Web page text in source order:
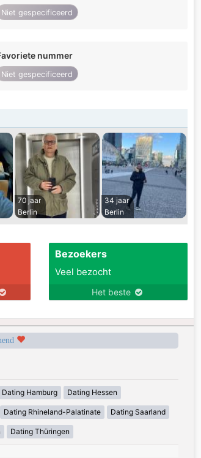
Niet gespecificeerd
nummer
Niet gespecificeerd
70 jaar
Berlin
34 jaar
Berlin
Bezoekers
Veel bezocht
Het beste
Dating Hamburg Dating Hessen
Dating Rhineland-Palatinate Dating Saarland
Dating Thüringen